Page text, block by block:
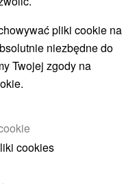
kraj, Biele Karpaty,
pahorkatina
pliki cookie na
niezbędne do
Twojej zgody na
cookies